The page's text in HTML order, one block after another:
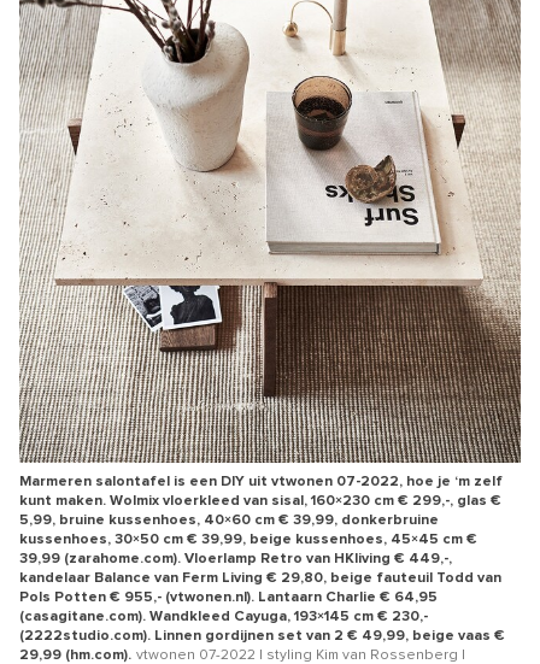
Marmeren salontafel is een DIY uit vtwonen 07-2022, hoe je ‘m zelf
kunt maken. Wolmix vloerkleed van sisal, 160×230 cm € 299,-, glas €
5,99, bruine kussenhoes, 40×60 cm € 39,99, donkerbruine
kussenhoes, 30×50 cm € 39,99, beige kussenhoes, 45×45 cm €
39,99 (zarahome.com). Vloerlamp Retro van HKliving € 449,-,
kandelaar Balance van Ferm Living € 29,80, beige fauteuil Todd van
Pols Potten € 955,- (vtwonen.nl). Lantaarn Charlie € 64,95
(casagitane.com). Wandkleed Cayuga, 193×145 cm € 230,-
(2222studio.com). Linnen gordijnen set van 2 € 49,99, beige vaas €
29,99 (hm.com). vtwonen 07-2022 | styling Kim van Rossenberg |